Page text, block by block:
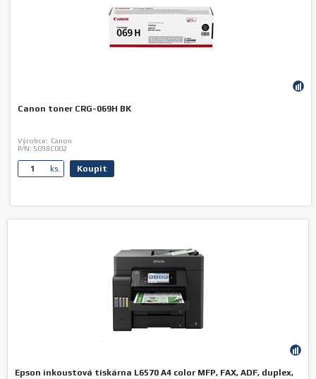
Canon toner CRG-069H BK
Výrobce: Canon
P/N: 5098C002
ks. Koupit
Epson inkoustová tiskárna L6570 A4 color MFP, FAX, ADF, duplex,